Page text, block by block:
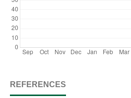
REFERENCES